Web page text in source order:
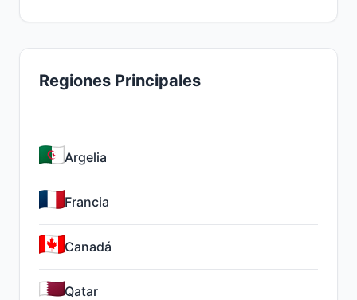
Regiones Principales
Argelia
Francia
Canadá
Qatar